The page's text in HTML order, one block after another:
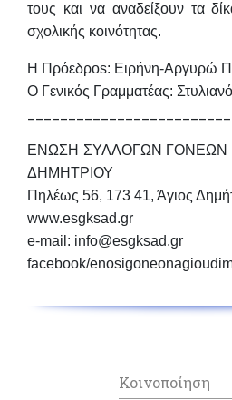
τους και να αναδείξουν τα
σχολικής κοινότητας.
Η Πρόεδροs: Ειρήνη-Αργυρώ
Ο Γενικός Γραμματέας:
ΕΝΩΣΗ ΣΥΛΛΟΓΩΝ ΓΟΝΕΩΝ
ΔΗΜΗΤΡΙΟΥ
Πηλέως 56, 173 41, Άγιος
www.esgksad.gr
e-mail: info@esgksad.gr
facebook/
Κοινοποίηση